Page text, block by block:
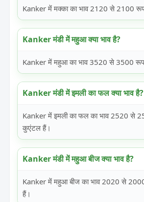
Kanker में मक्का का भाव 2120 से 2100
Kanker मंडी में महुआ क्या भाव है?
Kanker में महुआ का भाव 3520 से 3500
Kanker मंडी में इमली का फल क्या भाव है?
Kanker में इमली का फल का भाव 2520 से
कुएंटल हैं।
Kanker मंडी में महुआ बीज क्या भाव है?
Kanker में महुआ बीज का भाव 2020 से
हैं।